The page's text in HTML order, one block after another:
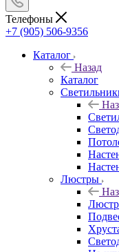
Телефоны
+7 (905) 506-9356
Каталог
Назад
Каталог
Люстры